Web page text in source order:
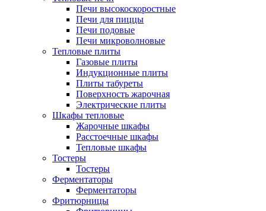
Печи высокоскоростные
Печи для пиццы
Печи подовые
Печи микроволновые
Тепловые плиты
Газовые плиты
Индукционные плиты
Плиты табуреты
Поверхность жарочная
Электрические плиты
Шкафы тепловые
Жарочные шкафы
Расстоечные шкафы
Тепловые шкафы
Тостеры
Тостеры
Ферментаторы
Ферментаторы
Фритюрницы